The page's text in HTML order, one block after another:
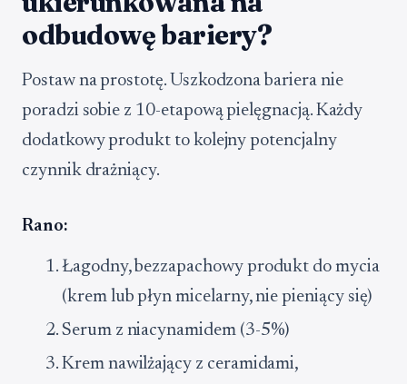
odbudowę bariery?
Postaw na prostotę. Uszkodzona bariera nie
poradzi sobie z 10-etapową pielęgnacją. Każdy
dodatkowy produkt to kolejny potencjalny
czynnik drażniący.
Rano:
Łagodny, bezzapachowy produkt do mycia
(krem lub płyn micelarny, nie pieniący się)
Serum z niacynamidem (3-5%)
Krem nawilżający z ceramidami,